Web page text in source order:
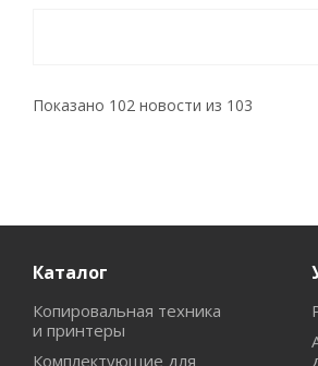
Показано 102 новости из 103
Каталог
Копировальная техника
и принтеры
Комплектующие для